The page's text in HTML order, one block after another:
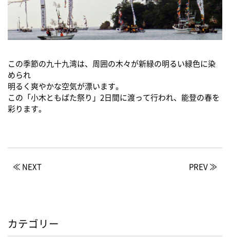
この季節の九十九湾は、周囲の木々が新緑の明るい緑色に染
められ
明るく爽やかな空気が漂います。
この「小木ともばた祭り」2日間に渡って行われ、能登の春を
彩ります。
≪ NEXT PREV ≫
カテゴリー